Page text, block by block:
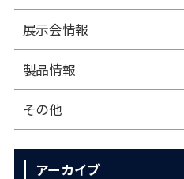
展⽰会情報
製品情報
その他
アーカイブ